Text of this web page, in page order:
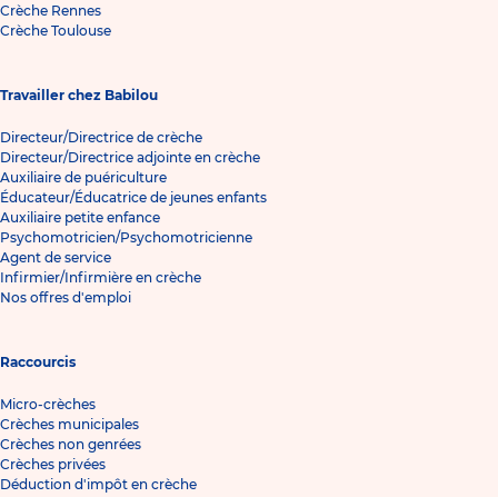
Crèche Rennes
Crèche Toulouse
Travailler chez Babilou
Directeur/Directrice de crèche
Directeur/Directrice adjointe en crèche
Auxiliaire de puériculture
Éducateur/Éducatrice de jeunes enfants
Auxiliaire petite enfance
Psychomotricien/Psychomotricienne
Agent de service
Infirmier/Infirmière en crèche
Nos offres d'emploi
Raccourcis
Micro-crèches
Crèches municipales
Crèches non genrées
Crèches privées
Déduction d'impôt en crèche